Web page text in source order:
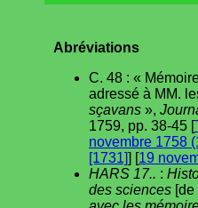
Abréviations
C. 48 : «
adressé à MM.
sçavans »,
1759, pp. 38-45 [
novembre 1758
[1731]] [19
HARS 17.. :
des sciences [de